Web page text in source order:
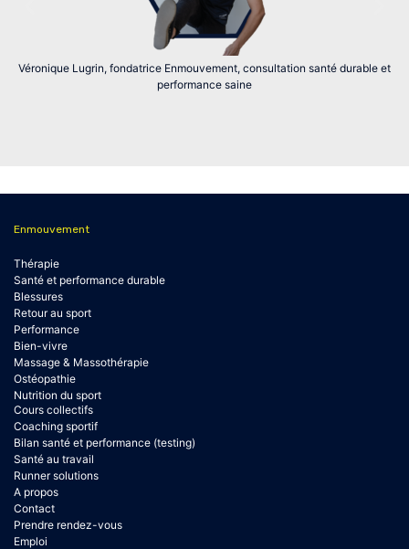
Véronique Lugrin, fondatrice Enmouvement, consultation santé durable et
performance saine
Enmouvement
Thérapie
Santé et performance durable
Blessures
Retour au sport
Performance
Bien-vivre
Massage & Massothérapie
Ostéopathie
Nutrition du sport
Cours collectifs
Coaching sportif
Bilan santé et performance (testing)
Santé au travail
Runner solutions
A propos
Contact
Prendre rendez-vous
Emploi